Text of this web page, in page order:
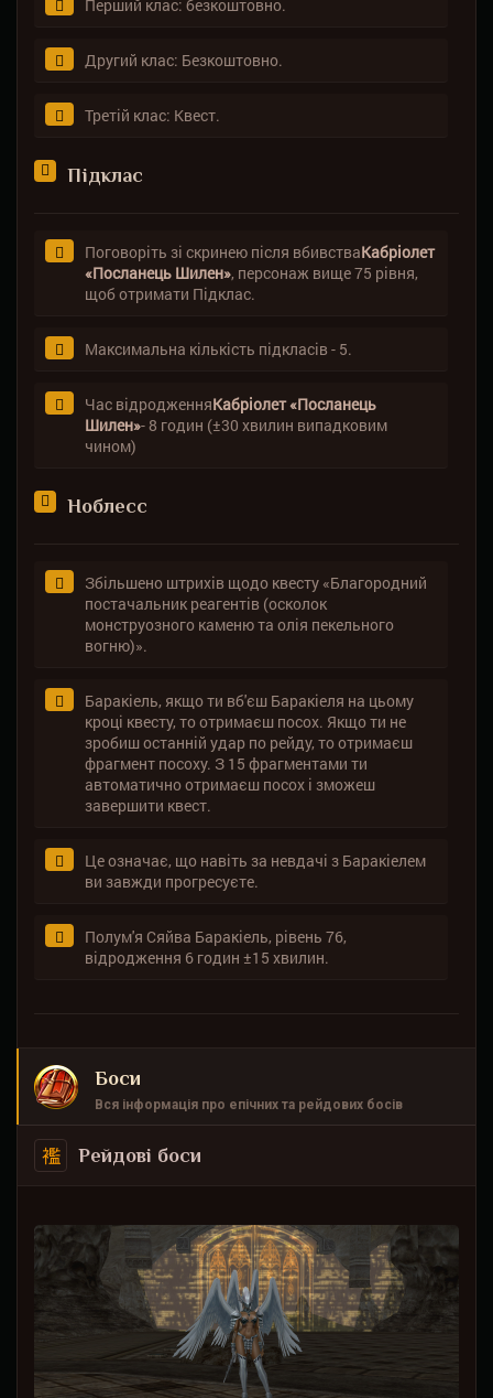
Перший клас: безкоштовно.
Другий клас: Безкоштовно.
Третій клас: Квест.
Підклас
Поговоріть зі скринею після вбивстваКабріолет
«Посланець Шилен», персонаж вище 75 рівня,
щоб отримати Підклас.
Максимальна кількість підкласів - 5.
Час відродженняКабріолет «Посланець
Шилен»- 8 годин (±30 хвилин випадковим
чином)
Ноблесс
Збільшено штрихів щодо квесту «Благородний
постачальник реагентів (осколок
монструозного каменю та олія пекельного
вогню)».
Баракіель, якщо ти вб'єш Баракіеля на цьому
кроці квесту, то отримаєш посох. Якщо ти не
зробиш останній удар по рейду, то отримаєш
фрагмент посоху. З 15 фрагментами ти
автоматично отримаєш посох і зможеш
завершити квест.
Це означає, що навіть за невдачі з Баракіелем
ви завжди прогресуєте.
Полум'я Сяйва Баракіель, рівень 76,
відродження 6 годин ±15 хвилин.
Боси
Вся інформація про епічних та рейдових босів
Рейдові боси